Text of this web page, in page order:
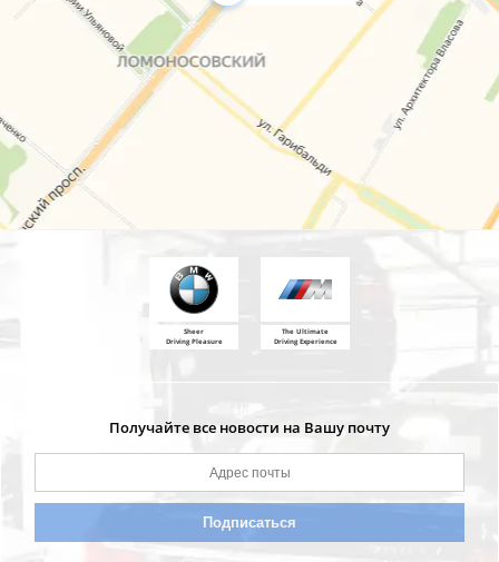
Sheer
Driving Pleasure
The Ultimate
Driving Experience
Получайте все новости на Вашу почту